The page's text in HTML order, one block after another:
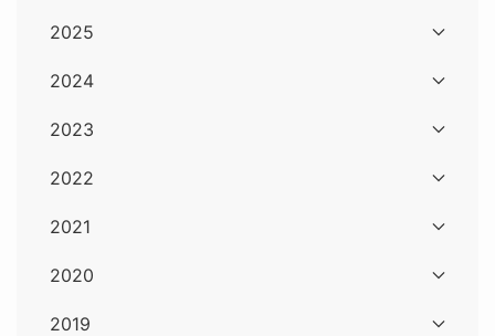
2025
2024
2023
2022
2021
2020
2019